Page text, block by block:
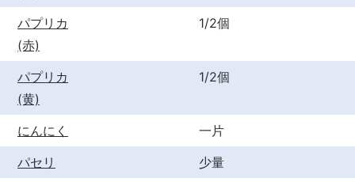
パプリカ
(赤)
1/2個
パプリカ
(黄)
1/2個
にんにく
一片
パセリ
少量